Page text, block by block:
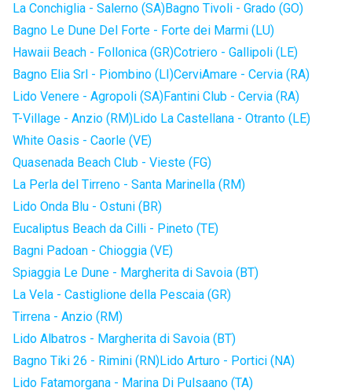
La Conchiglia - Salerno (SA)Bagno Tivoli - Grado (GO)
Bagno Le Dune Del Forte - Forte dei Marmi (LU)
Hawaii Beach - Follonica (GR)Cotriero - Gallipoli (LE)
Bagno Elia Srl - Piombino (LI)CerviAmare - Cervia (RA)
Lido Venere - Agropoli (SA)Fantini Club - Cervia (RA)
T-Village - Anzio (RM)Lido La Castellana - Otranto (LE)
White Oasis - Caorle (VE)
Quasenada Beach Club - Vieste (FG)
La Perla del Tirreno - Santa Marinella (RM)
Lido Onda Blu - Ostuni (BR)
Eucaliptus Beach da Cilli - Pineto (TE)
Bagni Padoan - Chioggia (VE)
Spiaggia Le Dune - Margherita di Savoia (BT)
La Vela - Castiglione della Pescaia (GR)
Tirrena - Anzio (RM)
Lido Albatros - Margherita di Savoia (BT)
Bagno Tiki 26 - Rimini (RN)Lido Arturo - Portici (NA)
Lido Fatamorgana - Marina Di Pulsaano (TA)